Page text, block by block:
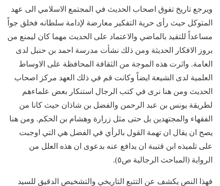
ويرجع تاريخ تفوق اصحاب الحديث في المجتمع الاسلامي الى عهد
المتوكل حيث رأى حرية التفكير معارضة لإدامة سلطانه فخلق جواً
مساعداً للتقيد بالماضي والاعتماد على الحديث مهما كان ليمنع من
بروز الافكار الحديثة ومن ذلك نشأت مدرسة احمد بن حنبل لدى
العامة. واثرت هذه الموجة من الثقافة المحافظة على الاوساط
العلمية لدى الشيعة ايضاً وكانت قم في ذلك العهد مركز اصحاب
الحديث ومن هنا نرى في كتب الرجال استنكار بعض علماءهم
لطريقة يونس بن عبد الرحمن والفضل بن شاذان حيث كانا من
الفقهاء والمجتهدين بل حتى مثل زرارة وهشام بن الحكم. ومن هنا
يصح ان يقال ان تهمة القول بالرأي في الفضل هي التي اوجبت
على تلميذه ابن قتيبة ان يدافع عنه بدعوى ان هذه العلل من
الرواية (المباحث الرجالية ص٥).
فهذا النص يكشف عن التتبع التاريخي والتشخيص الدقيق للسيد